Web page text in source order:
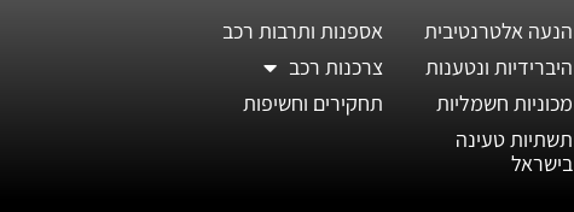
הנעה אלטרנטיבית
היברידיות ונטענות
מכוניות חשמליות
תשתיות טעינה
בישראל
אספנות ותרבות רכב
צרכנות רכב
תחקירים וחשיפות